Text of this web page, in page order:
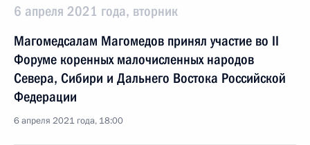
6 апреля 2021 года, вторник
Магомедсалам Магомедов принял участие во II
Форуме коренных малочисленных народов
Севера, Сибири и Дальнего Востока Российской
Федерации
6 апреля 2021 года, 18:00